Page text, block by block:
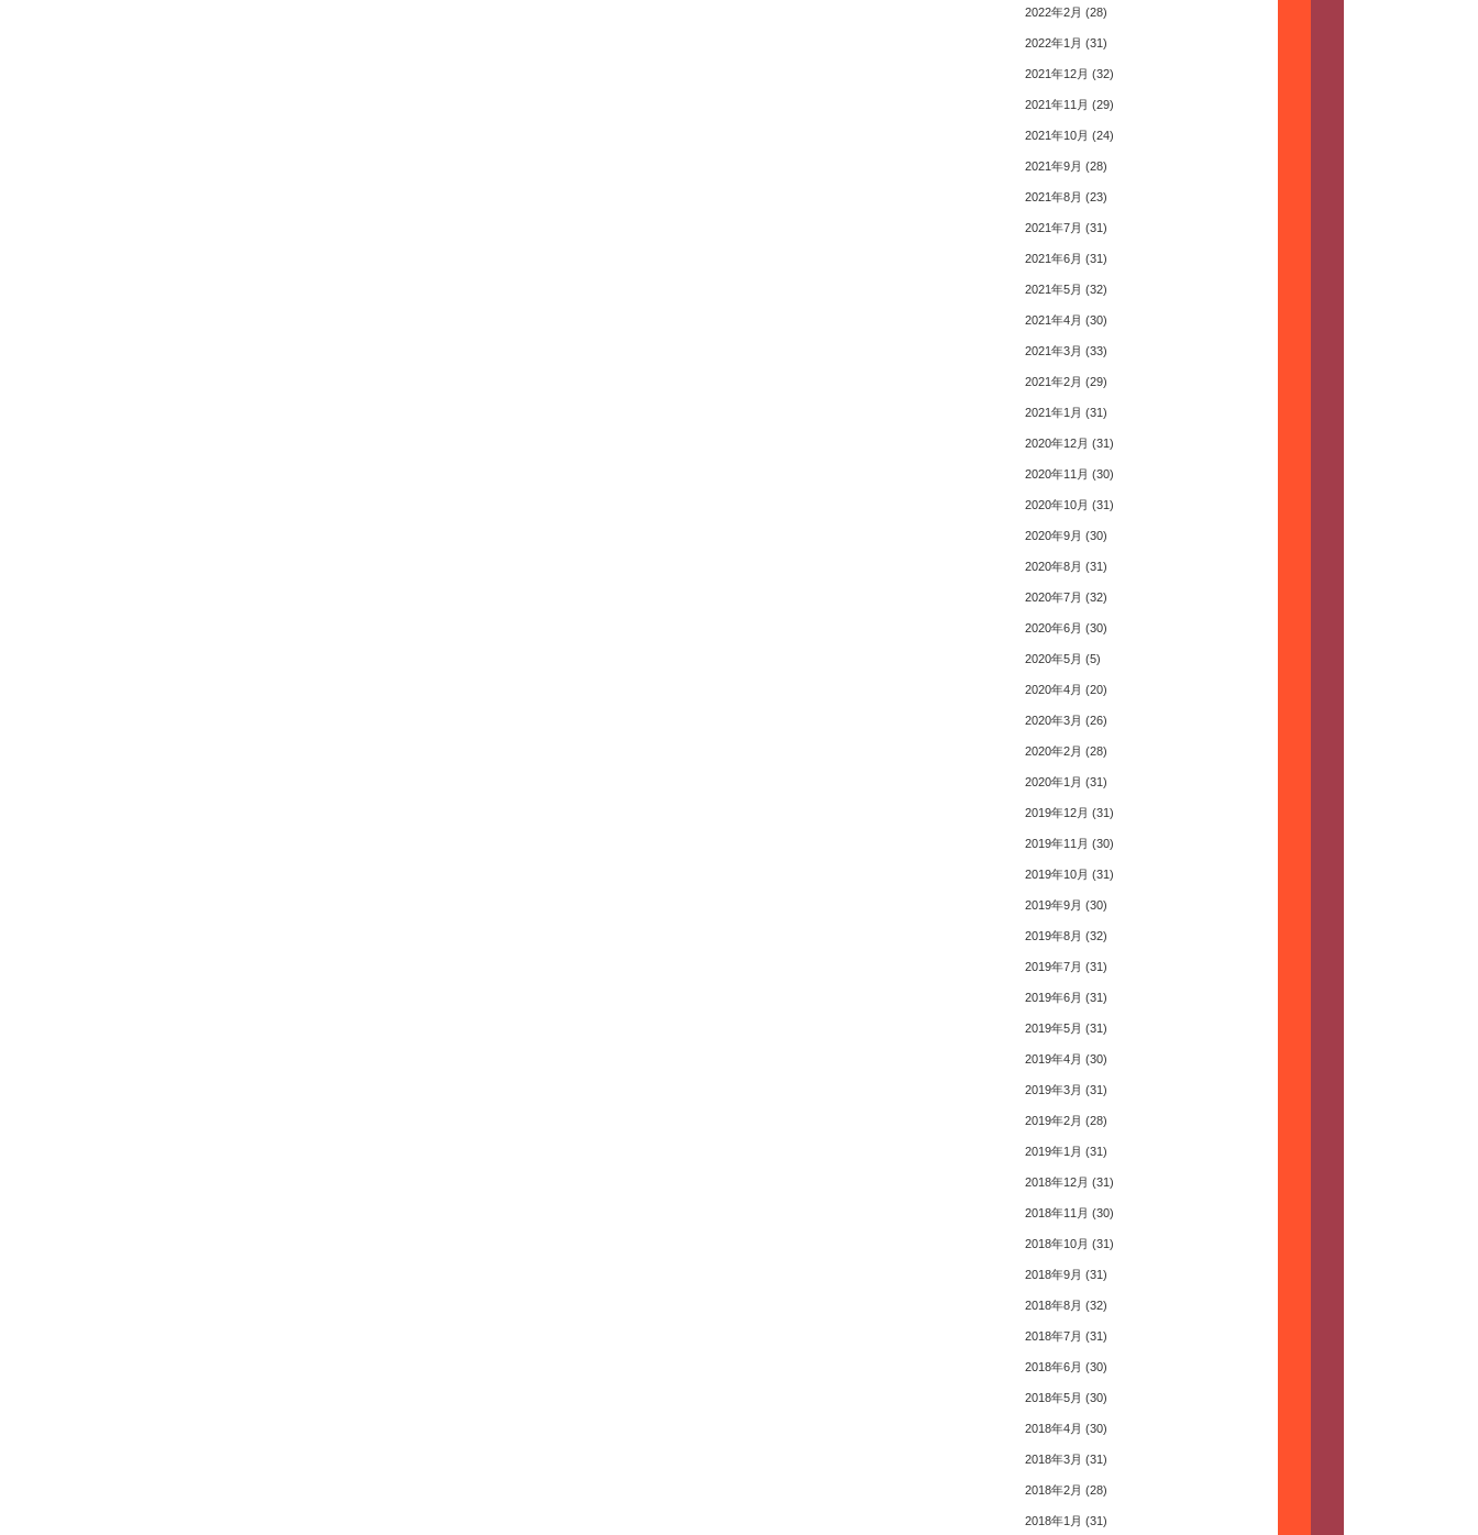
2022年2月 (28)
2022年1月 (31)
2021年12月 (32)
2021年11月 (29)
2021年10月 (24)
2021年9月 (28)
2021年8月 (23)
2021年7月 (31)
2021年6月 (31)
2021年5月 (32)
2021年4月 (30)
2021年3月 (33)
2021年2月 (29)
2021年1月 (31)
2020年12月 (31)
2020年11月 (30)
2020年10月 (31)
2020年9月 (30)
2020年8月 (31)
2020年7月 (32)
2020年6月 (30)
2020年5月 (5)
2020年4月 (20)
2020年3月 (26)
2020年2月 (28)
2020年1月 (31)
2019年12月 (31)
2019年11月 (30)
2019年10月 (31)
2019年9月 (30)
2019年8月 (32)
2019年7月 (31)
2019年6月 (31)
2019年5月 (31)
2019年4月 (30)
2019年3月 (31)
2019年2月 (28)
2019年1月 (31)
2018年12月 (31)
2018年11月 (30)
2018年10月 (31)
2018年9月 (31)
2018年8月 (32)
2018年7月 (31)
2018年6月 (30)
2018年5月 (30)
2018年4月 (30)
2018年3月 (31)
2018年2月 (28)
2018年1月 (31)